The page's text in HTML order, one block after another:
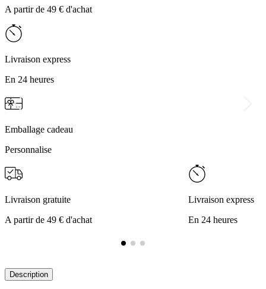
A partir de 49 € d'achat
Livraison express
En 24 heures
Emballage cadeau
Personnalise
Livraison gratuite
A partir de 49 € d'achat
Livraison express
En 24 heures
Description